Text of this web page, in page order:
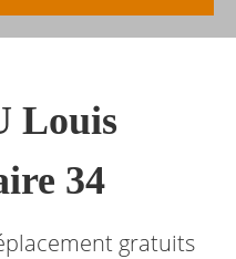
Louis
34
gratuits